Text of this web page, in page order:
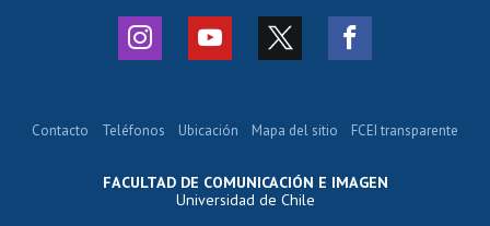
FACULTAD DE COMUNICACIÓN E IMAGEN
Universidad de Chile
Contacto Teléfonos Ubicación Mapa del sitio FCEI transparente